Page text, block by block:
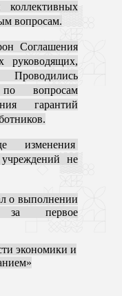
вопросам.
Соглашения
руководящих,
по вопросам
гарантий
изменения
не
о выполнении
за первое
экономики и